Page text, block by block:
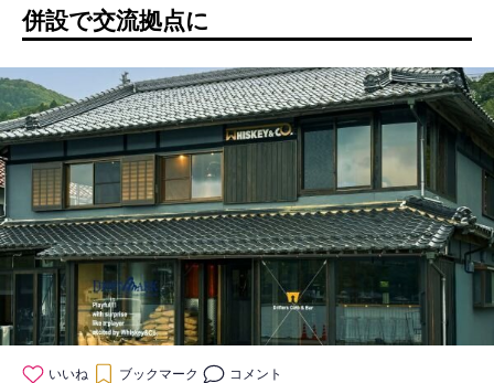
併設で交流拠点に
いいね ブックマーク コメント